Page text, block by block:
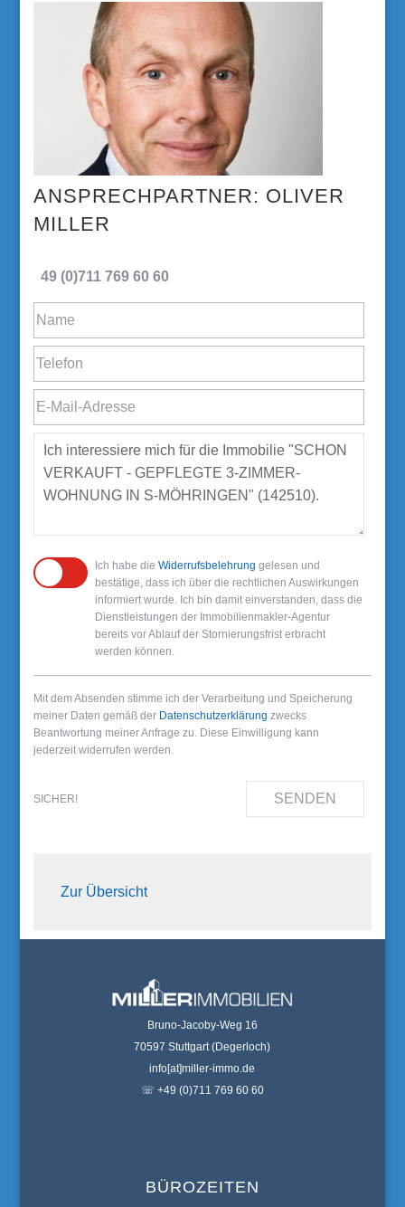
OLIVER
MILLER
49 (0)711 769 60 60
Ich habe dieWiderrufsbelehrung gelesen und
bestätige, dass ich über die rechtlichen Auswirkungen
informiert wurde. Ich bin damit einverstanden, dass die
Dienstleistungen der Immobilienmakler-Agentur
bereits vor Ablauf der Stornierungsfrist erbracht
werden können.
Mit dem Absenden stimme ich der Verarbeitung und Speicherung
meiner Daten gemäß der Datenschutzerklärung zwecks
Beantwortung meiner Anfrage zu. Diese Einwilligung kann
jederzeit widerrufen werden.
SICHER! SENDEN
Zur Übersicht
Bruno-Jacoby-Weg 16
70597 Stuttgart (Degerloch)
info[at]miller-immo.de
☏ +49 (0)711 769 60 60
BÜROZEITEN